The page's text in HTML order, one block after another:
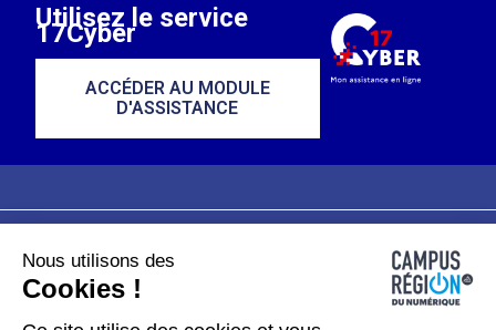
Utilisez le service
17Cyber
ACCÉDER AU MODULE
D'ASSISTANCE
Plan du site
Nous utilisons des
Cookies !